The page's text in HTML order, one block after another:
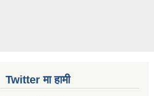
Twitter मा हामी